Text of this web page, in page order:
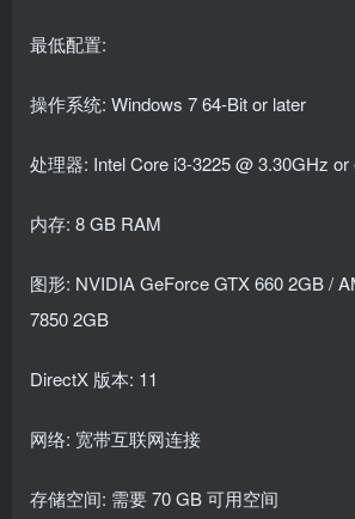
最低配置:
操作系统: Windows 7 64-Bit or later
处理器: Intel Core i3-3225 @ 3.30GHz or
内存: 8 GB RAM
图形: NVIDIA GeForce GTX 660 2GB /
7850 2GB
DirectX 版本: 11
网络: 宽带互联网连接
存储空间: 需要 70 GB 可用空间